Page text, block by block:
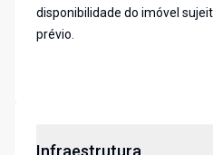
disponibilidade do imóvel
prévio.